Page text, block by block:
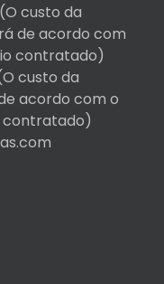
custo da
de acordo com
contratado)
custo da
acordo com o
contratado)